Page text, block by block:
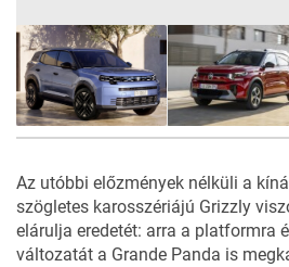
Az utóbbi előzmények nélküli a
szögletes karosszériájú Grizzly
elárulja eredetét: arra a platformra
változatát a Grande Panda is